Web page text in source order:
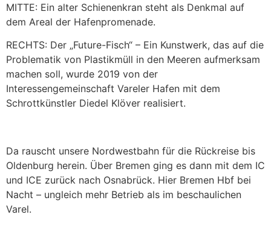
MITTE: Ein alter Schienenkran steht als Denkmal auf
dem Areal der Hafenpromenade.
RECHTS: Der „Future-Fisch“ – Ein Kunstwerk, das auf die
Problematik von Plastikmüll in den Meeren aufmerksam
machen soll, wurde 2019 von der
Interessengemeinschaft Vareler Hafen mit dem
Schrottkünstler Diedel Klöver realisiert.
Da rauscht unsere Nordwestbahn für die Rückreise bis
Oldenburg herein. Über Bremen ging es dann mit dem IC
und ICE zurück nach Osnabrück. Hier Bremen Hbf bei
Nacht – ungleich mehr Betrieb als im beschaulichen
Varel.